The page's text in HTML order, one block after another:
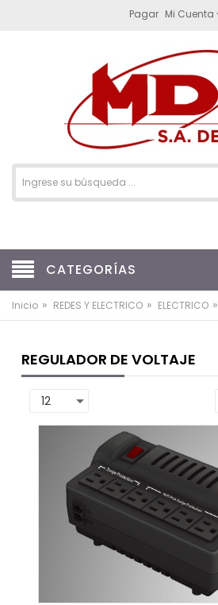
Pagar Mi Cuenta
CATEGORÍAS
Inicio » REDES Y ELECTRICO » ELECTRICO »
REGULADOR DE VOLTAJE